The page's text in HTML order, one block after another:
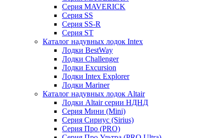
Серия MAVERICK
Серия SS
Серия SS-R
Серия ST
Каталог надувных лодок Intex
Лодки BestWay
Лодки Challenger
Лодки Excursion
Лодки Intex Explorer
Лодки Mariner
Каталог надувных лодок Altair
Лодки Altair серии НДНД
Серия Мини (Mini)
Серия Сириус (Sirius)
Серия Про (PRO)